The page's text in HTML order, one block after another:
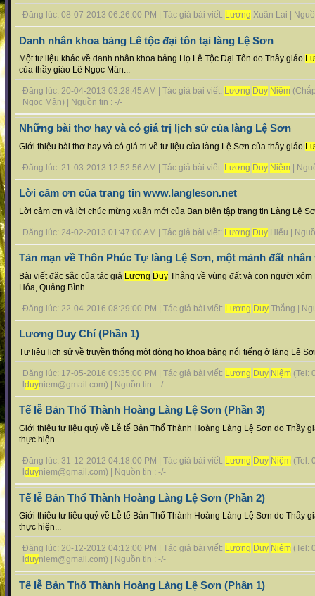
Đăng lúc: 08-07-2013 06:26:00 PM | Tác giả bài viết: Lương Xuân Lai |
Danh nhân khoa bảng Lê tộc đại tôn tại làng Lệ Sơn
Một tư liệu khác về danh nhân khoa bảng Họ Lê Tộc Đại Tôn do Thầy giáo
của thầy giáo Lê Ngọc Mân...
Đăng lúc: 20-04-2013 03:28:45 AM | Tác giả bài viết: Lương Duy Niệm
Ngọc Mân) | Nguồn tin : -/-
Những bài thơ hay và có giá trị lịch sử của làng Lệ Sơn
Giới thiệu bài thơ hay và có giá tri về tư liệu của làng Lệ Sơn của thầy giáo
Đăng lúc: 21-03-2013 12:52:56 AM | Tác giả bài viết: Lương Duy Niệm |
Lời cảm ơn của trang tin www.langleson.net
Lời cảm ơn và lời chúc mừng xuân mới của Ban biên tập trang tin Làng Lệ
Đăng lúc: 24-02-2013 01:47:00 AM | Tác giả bài viết: Lương Duy Hiếu |
Tản mạn về Thôn Phúc Tự làng Lệ Sơn, một mảnh đất nhân
Bài viết đặc sắc của tác giả Lương Duy Thắng về vùng đất và con người
Hóa, Quảng Bình...
Đăng lúc: 22-04-2016 08:29:00 PM | Tác giả bài viết: Lương Duy Thắng |
Lương Duy Chí (Phần 1)
Tư liệu lịch sử về truyền thống một dòng họ khoa bảng nổi tiếng ở làng Lệ
Đăng lúc: 17-05-2016 09:35:00 PM | Tác giả bài viết: Lương Duy Niệm (Tel:
duyniem@gmail.com) | Nguồn tin : -/-
Tế lễ Bản Thổ Thành Hoàng Làng Lệ Sơn (Phần 3)
Giới thiệu tư liệu quý về Lễ tế Bản Thổ Thành Hoàng Làng Lệ Sơn do Thầy
thực hiện...
Đăng lúc: 31-12-2012 04:18:00 PM | Tác giả bài viết: Lương Duy Niệm (Tel:
duyniem@gmail.com) | Nguồn tin : -/-
Tế lễ Bản Thổ Thành Hoàng Làng Lệ Sơn (Phần 2)
Giới thiệu tư liệu quý về Lễ tế Bản Thổ Thành Hoàng Làng Lệ Sơn do Thầy
thực hiện...
Đăng lúc: 20-12-2012 04:12:00 PM | Tác giả bài viết: Lương Duy Niệm (Tel:
duyniem@gmail.com) | Nguồn tin : -/-
Tế lễ Bản Thổ Thành Hoàng Làng Lệ Sơn (Phần 1)